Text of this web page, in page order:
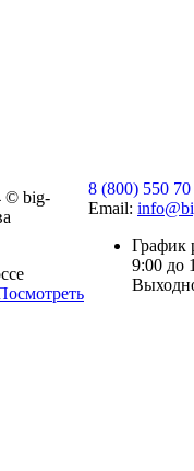
© big-
8 (800) 550 70
Email:
График
9:00 до